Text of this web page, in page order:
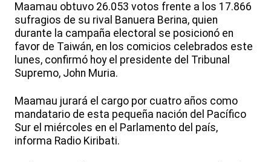
Maamau obtuvo 26.053 votos frente a los 17.866
sufragios de su rival Banuera Berina, quien
durante la campaña electoral se posicionó en
favor de Taiwán, en los comicios celebrados este
lunes, confirmó hoy el presidente del Tribunal
Supremo, John Muria.
Maamau jurará el cargo por cuatro años como
mandatario de esta pequeña nación del Pacífico
Sur el miércoles en el Parlamento del país,
informa Radio Kiribati.